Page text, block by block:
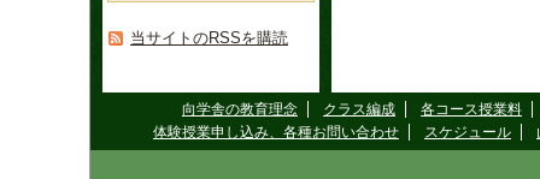
当サイトのRSSを購読
向学舎の教育理念 クラス編成
各コース授業料
体験授業申し込み、各種お問い合わせ
スケジュール